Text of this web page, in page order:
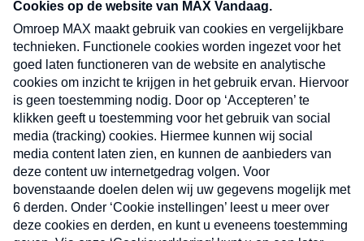
nieuwsbrief. Elke vrijdag- en dinsdagochtend in
uw mailbox.
Verzend
Nieuwsbrief